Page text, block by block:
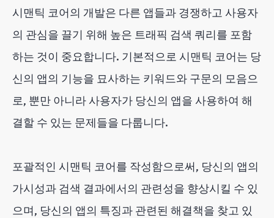
시맨틱 코어의 개발은 다른 앱들과 경쟁하고 사용자
의 관심을 끌기 위해 높은 트래픽 검색 쿼리를 포함
하는 것이 중요합니다. 기본적으로 시맨틱 코어는 당
신의 앱의 기능을 묘사하는 키워드와 구문의 모음으
로, 뿐만 아니라 사용자가 당신의 앱을 사용하여 해
결할 수 있는 문제들을 다룹니다.
포괄적인 시맨틱 코어를 작성함으로써, 당신의 앱의
가시성과 검색 결과에서의 관련성을 향상시킬 수 있
으며, 당신의 앱의 특징과 관련된 해결책을 찾고 있